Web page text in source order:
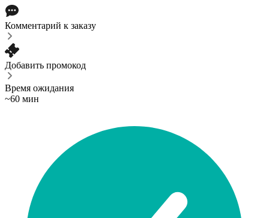
Комментарий к заказу
Добавить промокод
Время ожидания
~60 мин